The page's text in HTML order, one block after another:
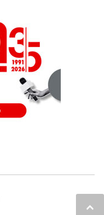
keyboard_arrow_up